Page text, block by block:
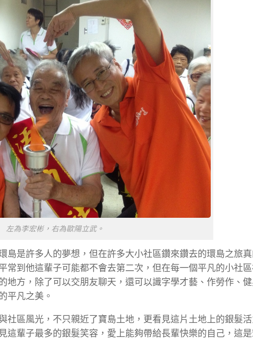
左為李宏彬，右為歐陽立武。
島是許多人的夢想，但在許多大小社區鑽來鑽去的環島之旅
常到他這輩子可能都不會去第二次，但在每一個平凡的小社
地方，除了可以交朋友聊天，還可以識字學才藝、作勞作、
平凡之美。
社區風光，不只親近了寶島土地，更看見這片土地上的銀髮
這輩子最多的銀髮笑容，愛上能夠帶給長輩快樂的自己，這